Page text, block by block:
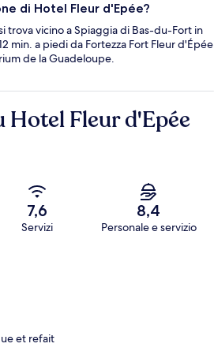
di Hotel Fleur d'Epée?
trova vicino a Spiaggia di Bas-du-Fort in
min. a piedi da Fortezza Fort Fleur d'Épée
de la Guadeloupe.
Hotel Fleur d'Epée
7,6
Servizi
8,4
Personale e servizio
et refait